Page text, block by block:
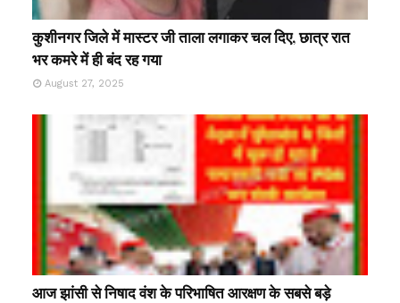
कुशीनगर जिले में मास्टर जी ताला लगाकर चल दिए, छात्र रात
भर कमरे में ही बंद रह गया
August 27, 2025
आज झांसी से निषाद वंश के परिभाषित आरक्षण के सबसे बड़े